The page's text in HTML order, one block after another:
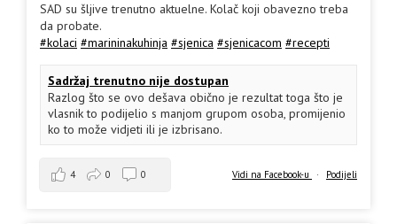
SAD su šljive trenutno aktuelne. Kolač koji obavezno treba
da probate.
#kolaci #marininakuhinja #sjenica #sjenicacom #recepti
Sadržaj trenutno nije dostupan
Razlog što se ovo dešava obično je rezultat toga što je
vlasnik to podijelio s manjom grupom osoba, promijenio
ko to može vidjeti ili je izbrisano.
Vidi na Facebook-u · Podijeli
4 0 0